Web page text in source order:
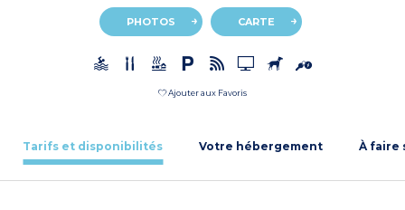
PHOTOS CARTE
Ajouter aux Favoris
Tarifs et disponibilités Votre hébergement À faire